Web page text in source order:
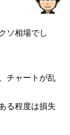
ソ相場でし
チャートが乱
る程度は損失